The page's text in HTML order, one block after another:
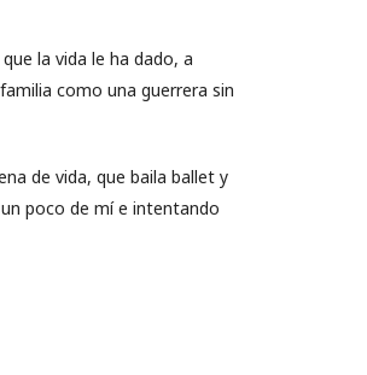
la vida le ha dado, a
como una guerrera sin
de vida, que baila ballet y
poco de mí e intentando